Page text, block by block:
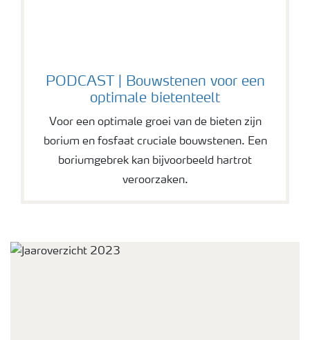
PODCAST | Bouwstenen voor een
optimale bietenteelt
Voor een optimale groei van de bieten zijn
borium en fosfaat cruciale bouwstenen. Een
boriumgebrek kan bijvoorbeeld hartrot
veroorzaken.